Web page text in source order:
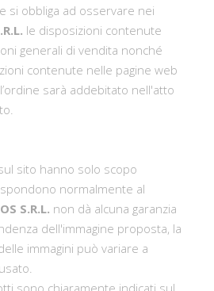
si obbliga ad osservare nei
le disposizioni contenute
generali di vendita nonché
contenute nelle pagine web
sarà addebitato nell'atto
sito hanno solo scopo
normalmente al
S.R.L. non dà alcuna garanzia
dell'immagine proposta, la
immagini può variare a